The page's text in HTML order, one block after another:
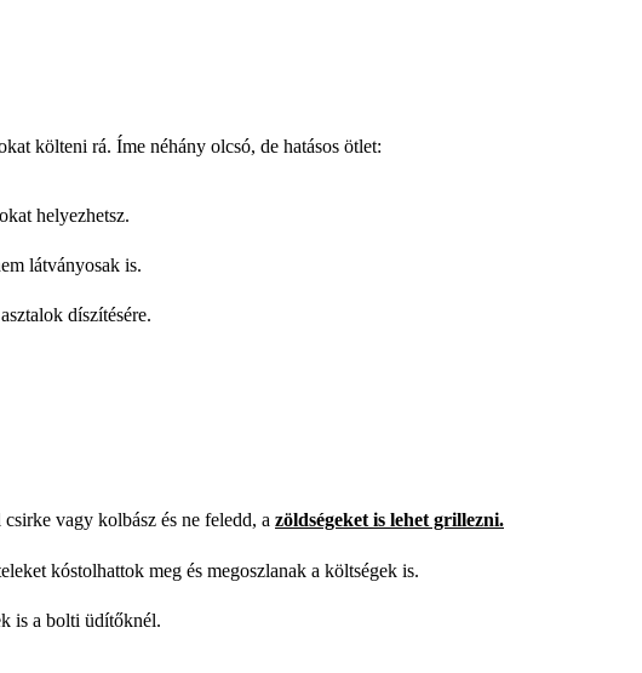
költeni rá. Íme néhány olcsó, de hatásos ötlet:
helyezhetsz.
látványosak is.
díszítésére.
vagy kolbász és ne feledd, a zöldségeket is lehet grillezni.
kóstolhattok meg és megoszlanak a költségek is.
is a bolti üdítőknél.